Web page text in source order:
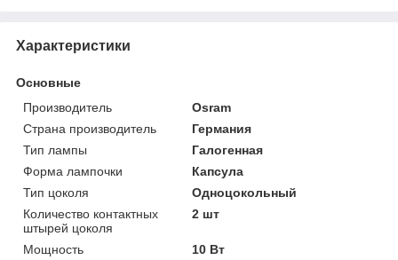
Характеристики
Основные
Производитель
Osram
Страна производитель
Германия
Тип лампы
Галогенная
Форма лампочки
Капсула
Тип цоколя
Одноцокольный
Количество контактных
штырей цоколя
2 шт
Мощность
10 Вт